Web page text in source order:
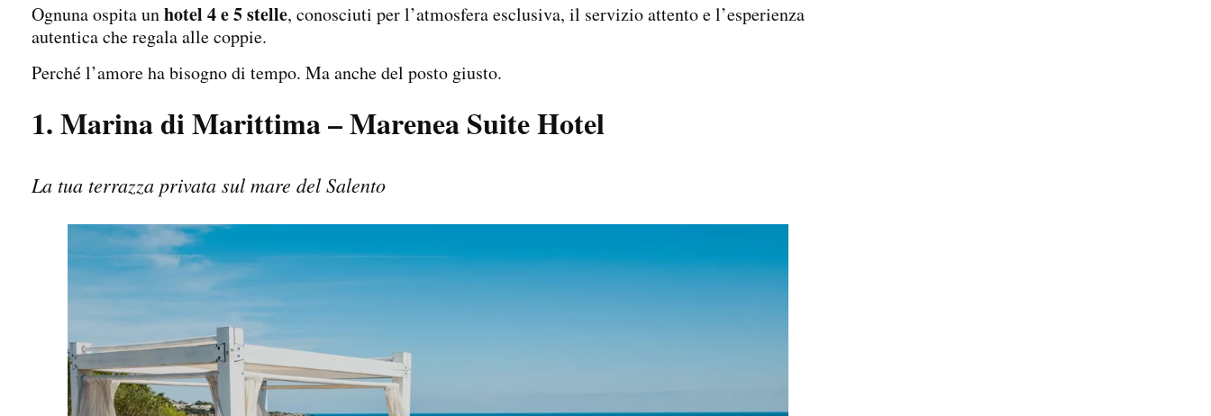
Ognuna ospita unhotel 4 e 5 stelle, conosciuti per l’atmosfera esclusiva, il servizio attento e l’esperienza
autentica che regala alle coppie.
Perché l’amore ha bisogno di tempo. Ma anche del posto giusto.
1. Marina di Marittima – Marenea Suite Hotel
La tua terrazza privata sul mare del Salento